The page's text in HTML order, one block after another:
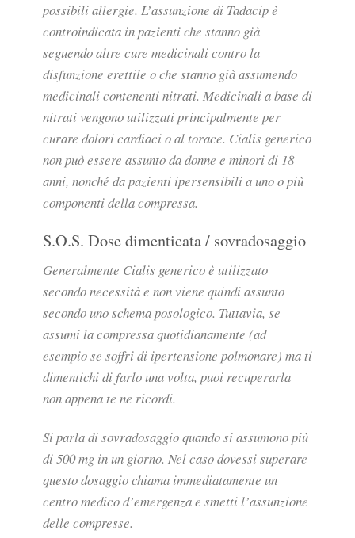
possibili allergie. L’assunzione di Tadacip è
controindicata in pazienti che stanno già
seguendo altre cure medicinali contro la
disfunzione erettile o che stanno già assumendo
medicinali contenenti nitrati. Medicinali a base di
nitrati vengono utilizzati principalmente per
curare dolori cardiaci o al torace. Cialis generico
non può essere assunto da donne e minori di 18
anni, nonché da pazienti ipersensibili a uno o più
componenti della compressa.
S.O.S. Dose dimenticata / sovradosaggio
Generalmente Cialis generico è utilizzato
secondo necessità e non viene quindi assunto
secondo uno schema posologico. Tuttavia, se
assumi la compressa quotidianamente (ad
esempio se soffri di ipertensione polmonare) ma ti
dimentichi di farlo una volta, puoi recuperarla
non appena te ne ricordi.
Si parla di sovradosaggio quando si assumono più
di 500 mg in un giorno. Nel caso dovessi superare
questo dosaggio chiama immediatamente un
centro medico d’emergenza e smetti l’assunzione
delle compresse.